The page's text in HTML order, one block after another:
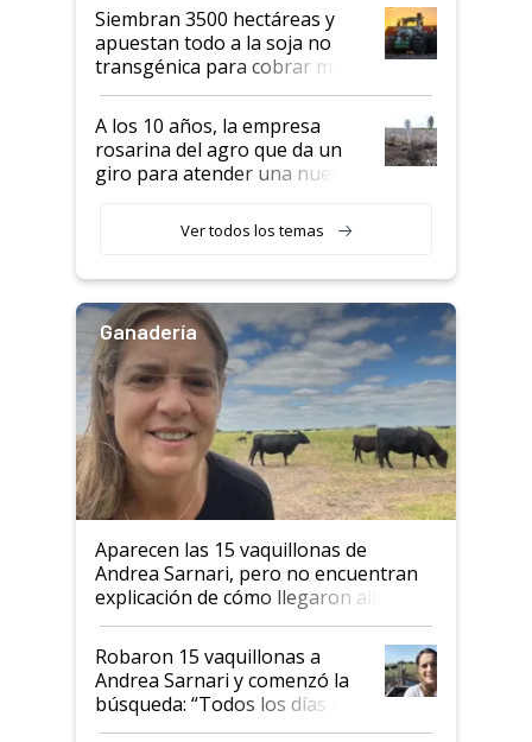
Siembran 3500 hectáreas y
apuestan todo a la soja no
transgénica para cobrar más
por tonelada: compraron un
semillero
A los 10 años, la empresa
rosarina del agro que da un
giro para atender una nueva
Ver todos los temas
Ganadería
Aparecen las 15 vaquillonas de
Andrea Sarnari, pero no encuentran
explicación de cómo llegaron allí
Robaron 15 vaquillonas a
Andrea Sarnari y comenzó la
búsqueda: “Todos los días le
toca a algún productor”